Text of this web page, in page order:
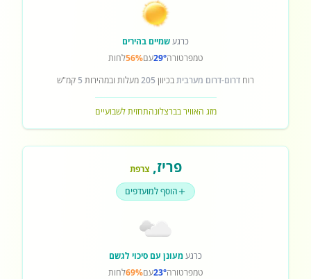
כרגעשמיים בהירים
טמפרטורה29°עם56%לחות
רוח דרום-דרום מערביתבכיוון 205מעלות ובמהירות 5 קמ"ש
מזג האוויר בברצלונהתחזית לשבועיים
פריז,צרפת
הוסף למועדפים
כרגעמעונן עם סיכוי לגשם
טמפרטורה23°עם69%לחות